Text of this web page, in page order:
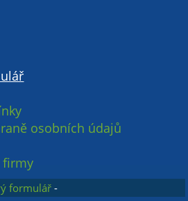
osobních údajů
firmy
formulář-